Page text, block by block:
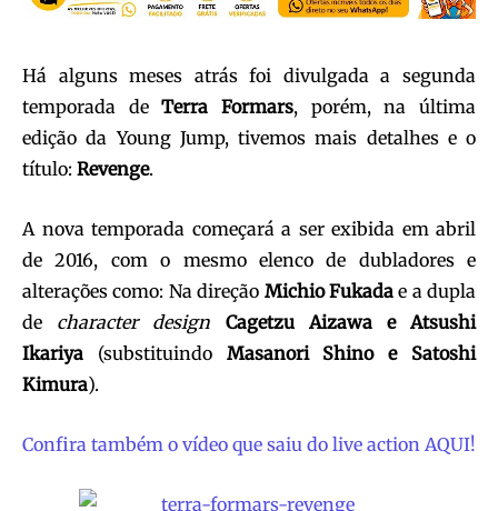
Há alguns meses atrás foi divulgada a segunda
temporada deTerra Formars, porém, na última
edição da Young Jump, tivemos mais detalhes e o
título: Revenge.
A nova temporada começará a ser exibida em abril
de 2016, com o mesmo elenco de dubladores e
alterações como: Na direção Michio Fukadae a dupla
de character design
Cagetzu Aizawa e Atsushi
Ikariya (substituindo Masanori Shino e Satoshi
Kimura).
Confira também o vídeo que saiu do live action AQUI!